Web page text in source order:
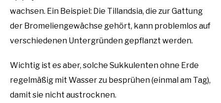
wachsen. Ein Beispiel: Die Tillandsia, die zur Gattung
der Bromeliengewächse gehört, kann problemlos auf
verschiedenen Untergründen gepflanzt werden.
Wichtig ist es aber, solche Sukkulenten ohne Erde
regelmäßig mit Wasser zu besprühen (einmal am Tag),
damit sie nicht austrocknen.